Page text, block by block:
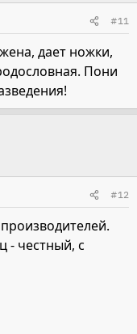
#11
дает ножки,
Пони
#12
- честный, с